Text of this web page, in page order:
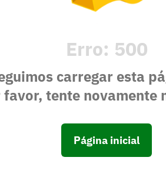
Erro: 500
carregar esta
favor, tente novamente
Página inicial